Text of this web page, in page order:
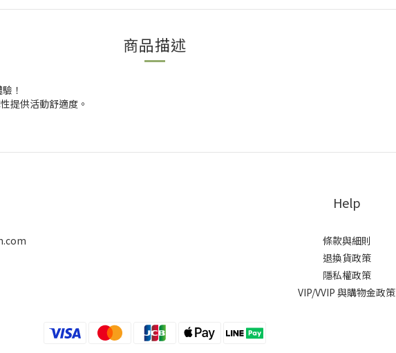
商品描述
！
提供活動舒適度。
Help
條款與細則
退換貨政策
隱私權政策
VIP/VVIP 與購物金政策